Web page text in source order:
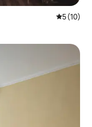
5 av 5 i
5 (10)